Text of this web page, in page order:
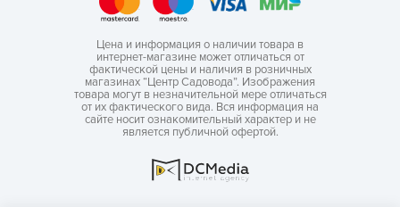
Цена и информация о наличии товара в
интернет-магазине может отличаться от
фактической цены и наличия в розничных
магазинах “Центр Садовода”. Изображения
товара могут в незначительной мере отличаться
от их фактического вида. Вся информация на
сайте носит ознакомительный характер и не
является публичной офертой.